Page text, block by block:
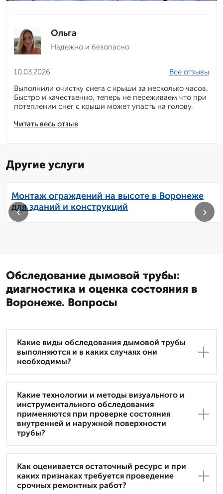
Ольга
Надежно и безопасно
10.03.2026
Читать весь отзыв
Все отзывы
Выполнили очистку снега с крыши за несколько часов.
Быстро и качественно, теперь не переживаем что при
потеплении снег с крыши может упасть на голову.
Другие услуги
Монтаж ограждений на высоте в Воронеже
для зданий и конструкций
‹ ›
Обследование дымовой трубы:
диагностика и оценка состояния в
Воронеже. Вопросы
Какие виды обследования дымовой трубы
выполняются и в каких случаях они
необходимы?
Какие технологии и методы визуального и
инструментального обследования
применяются при проверке состояния
внутренней и наружной поверхности
трубы?
Как оценивается остаточный ресурс и при
каких признаках требуется проведение
срочных ремонтных работ?